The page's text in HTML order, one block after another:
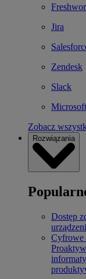
Jira
Zendesk
Slack
Zobacz
Rozwiązania
Dostęp
Cyfrowe